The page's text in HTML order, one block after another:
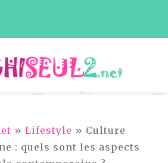
» Lifestyle » Culture
: quels sont les aspects